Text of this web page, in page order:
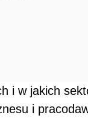
i w jakich
i